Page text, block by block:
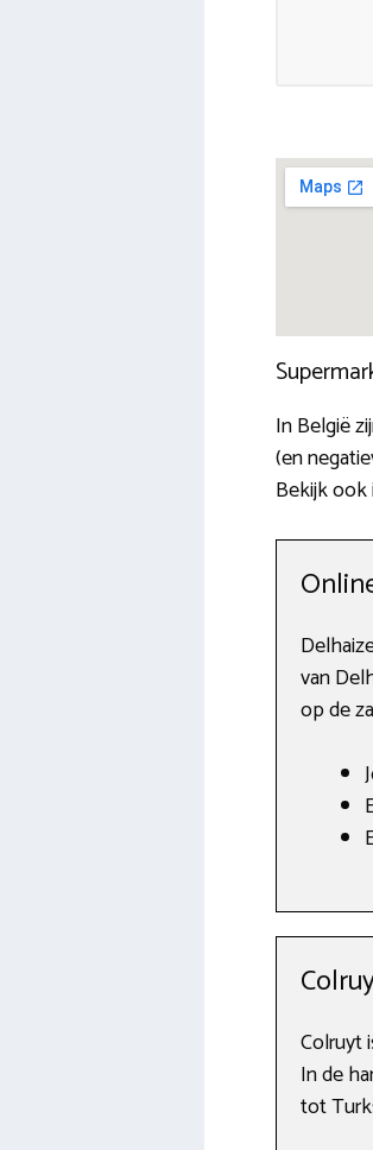
In België
(en
Bekijk ook
van
op de
Colruyt
In de
tot